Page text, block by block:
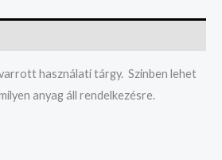
használati tárgy. Szinben lehet
anyag áll rendelkezésre.